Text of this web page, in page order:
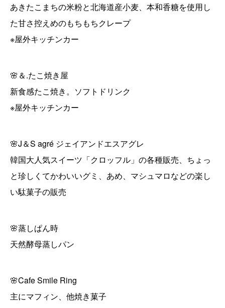
あきたこまちの米粉と北海道産小麦、本和香糖を使用し
た甘さ控えめのもちもちクレープ
※屋外キッチンカー
🌸＆.たこ焼き屋
新食感たこ焼き。ソフトドリンク
※屋外キッチンカー
🌸J＆S agré ジェイアンドエスアグレ
韓国大人気スイーツ「クロッフル」の各種販売、ちょっ
と珍しくてかわいいグミ、あめ、マシュマロなどの楽し
い駄菓子の販売
🌸蒸しぱん時
天然酵母蒸しパン
🌸Cafe Smile Ring
主にマフィン、他焼き菓子